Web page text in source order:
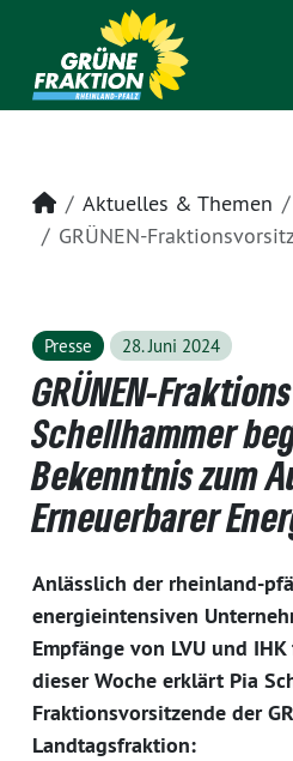
Startseite
Aktuelles & Themen
GRÜNEN-Fraktionsvorsitzende Schellhammer begrüßt
Presse 28. Juni 2024
GRÜNEN-
Schellhammer
Bekenntnis zum
Erneuerbarer
Anlässlich der rheinland-
energieintensiven
Empfänge von LVU und
dieser Woche erklärt Pia
Fraktionsvorsitzende der
Landtagsfraktion: